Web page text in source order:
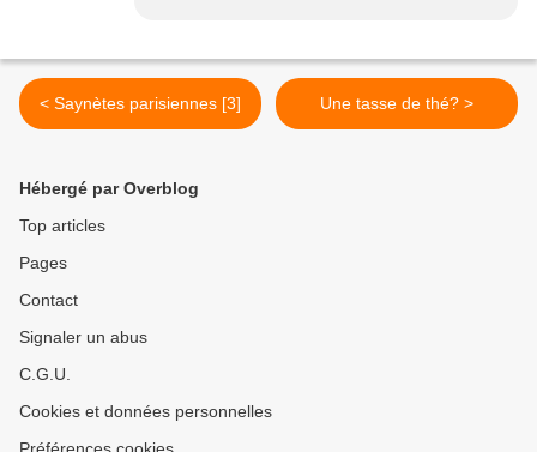
< Saynètes parisiennes [3] Une tasse de thé? >
Hébergé par Overblog
Top articles
Pages
Contact
Signaler un abus
C.G.U.
Cookies et données personnelles